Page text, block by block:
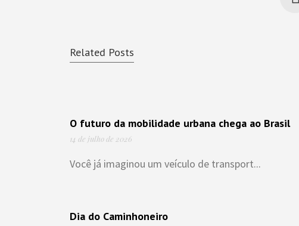
Related Posts
O futuro da mobilidade urbana chega ao Brasil
14 de julho de 2026
Você já imaginou um veículo de transport...
Dia do Caminhoneiro